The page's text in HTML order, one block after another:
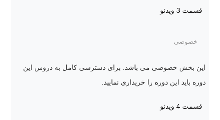
قسمت 3 ویدئو
خصوصی
این بخش خصوصی می باشد. برای دسترسی کامل به دروس این
دوره باید این دوره را خریداری نمایید.
قسمت 4 ویدئو